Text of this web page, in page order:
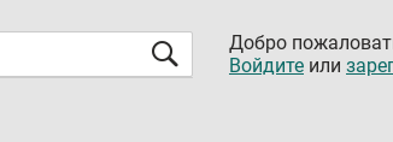
Добро
Войдите или